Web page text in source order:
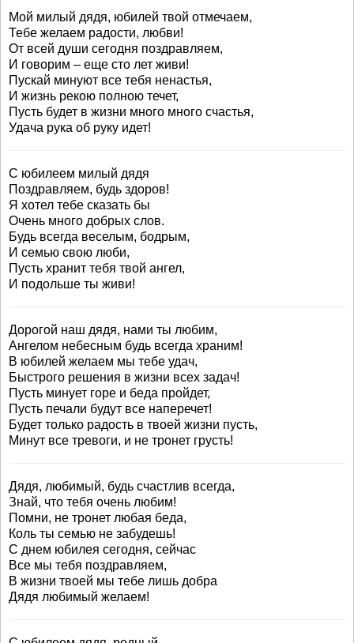
Мой милый дядя, юбилей твой отмечаем,
Тебе желаем радости, любви!
От всей души сегодня поздравляем,
И говорим – еще сто лет живи!
Пускай минуют все тебя ненастья,
И жизнь рекою полною течет,
Пусть будет в жизни много много счастья,
Удача рука об руку идет!
С юбилеем милый дядя
Поздравляем, будь здоров!
Я хотел тебе сказать бы
Очень много добрых слов.
Будь всегда веселым, бодрым,
И семью свою люби,
Пусть хранит тебя твой ангел,
И подольше ты живи!
Дорогой наш дядя, нами ты любим,
Ангелом небесным будь всегда храним!
В юбилей желаем мы тебе удач,
Быстрого решения в жизни всех задач!
Пусть минует горе и беда пройдет,
Пусть печали будут все наперечет!
Будет только радость в твоей жизни пусть,
Минут все тревоги, и не тронет грусть!
Дядя, любимый, будь счастлив всегда,
Знай, что тебя очень любим!
Помни, не тронет любая беда,
Коль ты семью не забудешь!
С днем юбилея сегодня, сейчас
Все мы тебя поздравляем,
В жизни твоей мы тебе лишь добра
Дядя любимый желаем!